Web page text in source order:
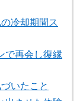
冷却期間ス
で再会し復縁
いたこと